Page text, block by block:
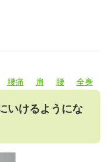
腰痛 肩 腰 全身
いけるようにな